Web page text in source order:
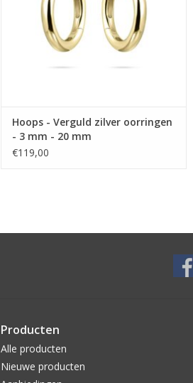
Hoops - Verguld zilver oorringen
- 3 mm - 20 mm
€119,00
Producten
Alle producten
Nieuwe producten